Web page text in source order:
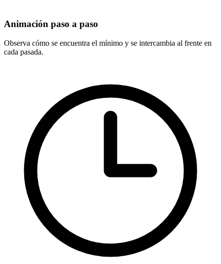
Animación paso a paso
Observa cómo se encuentra el mínimo y se intercambia al frente en
cada pasada.